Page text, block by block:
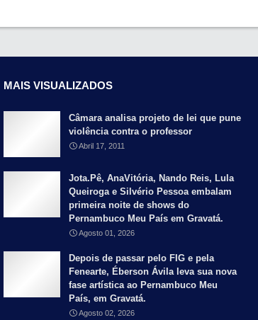
MAIS VISUALIZADOS
Câmara analisa projeto de lei que pune
violência contra o professor
Abril 17, 2011
Jota.Pê, AnaVitória, Nando Reis, Lula
Queiroga e Silvério Pessoa embalam
primeira noite de shows do
Pernambuco Meu País em Gravatá.
Agosto 01, 2026
Depois de passar pelo FIG e pela
Fenearte, Éberson Ávila leva sua nova
fase artística ao Pernambuco Meu
País, em Gravatá.
Agosto 02, 2026